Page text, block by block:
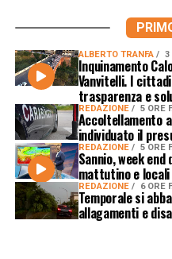
ALBERTO TRANFA 3
Inquinamento
Vanvitelli. I
trasparenza e
REDAZIONE 5 ORE
Accoltellamento
individuato il
REDAZIONE 5 ORE
Sannio, week
mattutino e
REDAZIONE 6 ORE
Temporale si
allagamenti e